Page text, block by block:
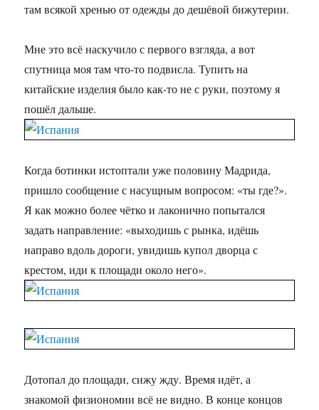
там всякой хренью от одежды до дешёвой бижутерии.
Мне это всё наскучило с первого взгляда, а вот
спутница моя там что-то подвисла. Тупить на
китайские изделия было как-то не с руки, поэтому я
пошёл дальше.
Когда ботинки истоптали уже половину Мадрида,
пришло сообщение с насущным вопросом: «ты где?».
Я как можно более чётко и лаконично попытался
задать направление: «выходишь с рынка, идёшь
направо вдоль дороги, увидишь купол дворца с
крестом, иди к площади около него».
Дотопал до площади, сижу жду. Время идёт, а
знакомой физиономии всё не видно. В конце концов